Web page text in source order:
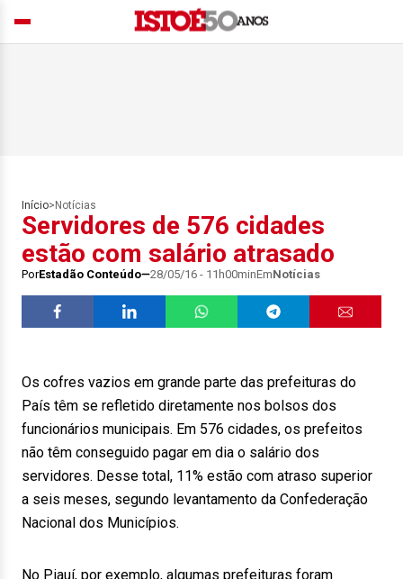
Início> Notícias
Servidores de 576 cidades
estão com salário atrasado
PorEstadão Conteúdo 28/05/16 - 11h00minEmNotícias
Os cofres vazios em grande parte das prefeituras do
País têm se refletido diretamente nos bolsos dos
funcionários municipais. Em 576 cidades, os prefeitos
não têm conseguido pagar em dia o salário dos
servidores. Desse total, 11% estão com atraso superior
a seis meses, segundo levantamento da Confederação
Nacional dos Municípios.
No Piauí, por exemplo, algumas prefeituras foram